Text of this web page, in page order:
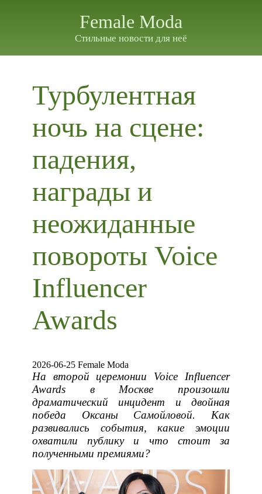
Female Moda
Стильные новости для неё
Турбулентная
ночь на сцене:
падения,
награды и
неожиданные
повороты Voice
Influencer
Awards
2026-06-25 Female Moda
На второй церемонии Voice Influencer
Awards в Москве произошли
драматический инцидент и двойная
победа Оксаны Самойловой. Как
развивались события, какие эмоции
охватили публику и что стоит за
полученными премиями?